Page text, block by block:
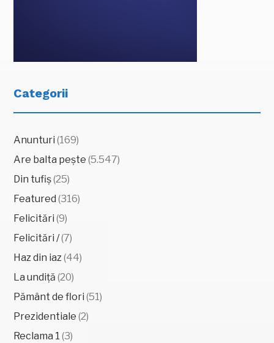
Categorii
Anunturi (169)
Are balta pește (5.547)
Din tufiș(25)
Featured (316)
Felicitări (9)
Felicitări /(7)
Haz din iaz(44)
La undiță (20)
Pământ de flori (51)
Prezidentiale (2)
Reclama 1 (3)